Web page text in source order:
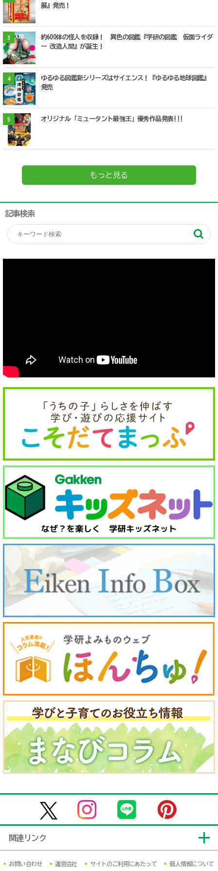
展』発売！
3
約600体の怪人を収録！ 異色の図鑑『学研の図鑑 仮面ライダ
ー 改造人間』が誕生！
4
ゆるゆる図鑑新シリーズはサイエンス！『ゆるゆる地球図鑑』
発売
5 オリジナル「ミュータント最強王」優秀作品発表!!!
もっと見る
記事検索
関連リンク
お問い合わせ 運営会社 サイトのご利用にあたって 個人情報について